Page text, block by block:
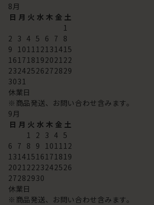
8 月
日 月 火 水 木 金 土
1
2 3 4 5 6 7 8
9
10 11 12 13 14 15
16 17 18 192021 22
23242526272829
3031
休業日
※商品発送、お問い合わせ含みます。
9 月
日 月 火 水 木 金 土
1
2 3 4 5
6 7 8 9 10 11 12
13 14 15 16 17 18 19
2021 2223242526
27282930
休業日
※商品発送、お問い合わせ含みます。